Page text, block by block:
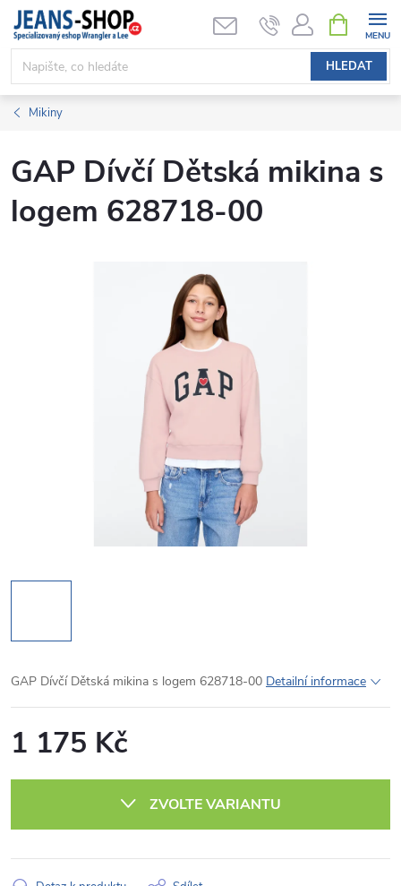
Přejít
obsah
HLEDAT
NÁKUPNÍ
KOŠÍK
Mikiny
GAP Dívčí Dětská mikina s
logem 628718-00
GAP Dívčí Dětská mikina s logem 628718-00 Detailní informace
1 175 Kč
ZVOLTE VARIANTU